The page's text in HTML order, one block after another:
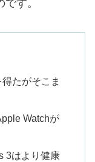
す。
たがそこま
Watchが
3はより健康